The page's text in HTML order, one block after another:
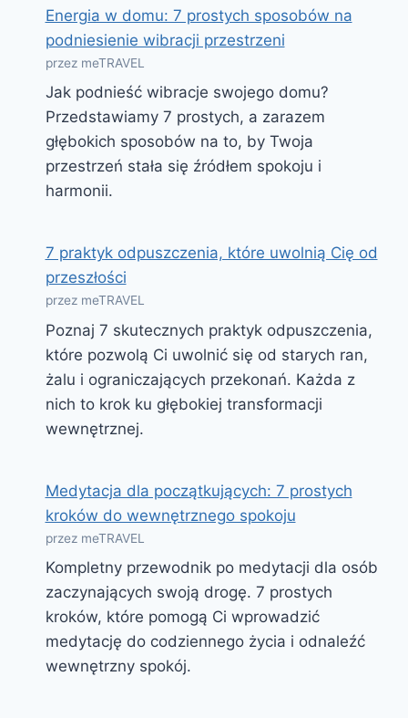
Energia w domu: 7 prostych sposobów na
podniesienie wibracji przestrzeni
przez meTRAVEL
Jak podnieść wibracje swojego domu?
Przedstawiamy 7 prostych, a zarazem
głębokich sposobów na to, by Twoja
przestrzeń stała się źródłem spokoju i
harmonii.
7 praktyk odpuszczenia, które uwolnią Cię od
przeszłości
przez meTRAVEL
Poznaj 7 skutecznych praktyk odpuszczenia,
które pozwolą Ci uwolnić się od starych ran,
żalu i ograniczających przekonań. Każda z
nich to krok ku głębokiej transformacji
wewnętrznej.
Medytacja dla początkujących: 7 prostych
kroków do wewnętrznego spokoju
przez meTRAVEL
Kompletny przewodnik po medytacji dla osób
zaczynających swoją drogę. 7 prostych
kroków, które pomogą Ci wprowadzić
medytację do codziennego życia i odnaleźć
wewnętrzny spokój.